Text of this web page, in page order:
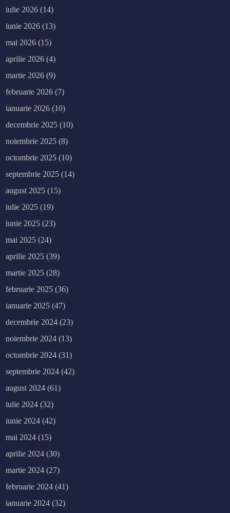
iulie 2026 (14)
iunie 2026 (13)
mai 2026 (15)
aprilie 2026 (4)
martie 2026 (9)
februarie 2026 (7)
ianuarie 2026 (10)
decembrie 2025 (10)
noiembrie 2025 (8)
octombrie 2025 (10)
septembrie 2025 (14)
august 2025 (15)
iulie 2025 (19)
iunie 2025 (23)
mai 2025 (24)
aprilie 2025 (39)
martie 2025 (28)
februarie 2025 (36)
ianuarie 2025 (47)
decembrie 2024 (23)
noiembrie 2024 (13)
octombrie 2024 (31)
septembrie 2024 (42)
august 2024 (61)
iulie 2024 (32)
iunie 2024 (42)
mai 2024 (15)
aprilie 2024 (30)
martie 2024 (27)
februarie 2024 (41)
ianuarie 2024 (32)